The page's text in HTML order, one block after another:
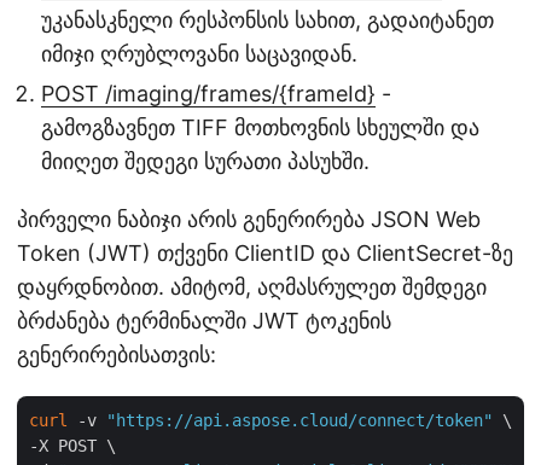
უკანასკნელი რესპონსის სახით, გადაიტანეთ
იმიჯი ღრუბლოვანი საცავიდან.
POST /imaging/frames/{frameId} -
გამოგზავნეთ TIFF მოთხოვნის სხეულში და
მიიღეთ შედეგი სურათი პასუხში.
პირველი ნაბიჯი არის გენერირება JSON Web
Token (JWT) თქვენი ClientID და ClientSecret-ზე
დაყრდნობით. ამიტომ, აღმასრულეთ შემდეგი
ბრძანება ტერმინალში JWT ტოკენის
გენერირებისათვის:
curl -v "https://api.aspose.cloud/connect/token"
\
-X POST \